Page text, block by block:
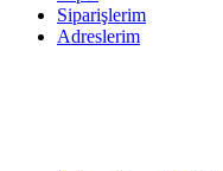
Siparişlerim
Adreslerim